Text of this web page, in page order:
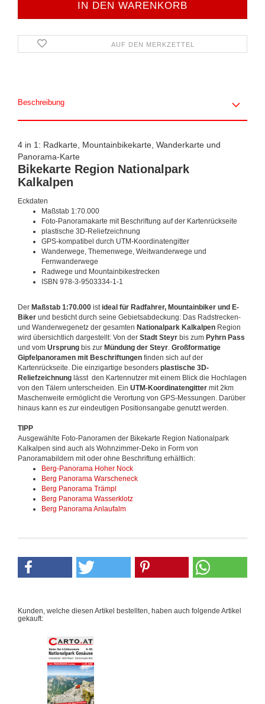
AUF DEN MERKZETTEL
Beschreibung
4 in 1: Radkarte, Mountainbikekarte, Wanderkarte und
Panorama-Karte
Bikekarte Region Nationalpark
Kalkalpen
Eckdaten
Maßstab 1:70.000
Foto-Panoramakarte mit Beschriftung auf der Kartenrückseite
plastische 3D-Reliefzeichnung
GPS-kompatibel durch UTM-Koordinatengitter
Wanderwege, Themenwege, Weitwanderwege und
Fernwanderwege
Radwege und Mountainbikestrecken
ISBN 978-3-9503334-1-1
Der Maßstab 1:70.000 istideal für Radfahrer, Mountainbiker und E-
Biker und besticht durch seine Gebietsabdeckung: Das Radstrecken-
und Wanderwegenetz der gesamten Nationalpark Kalkalpen Region
wird übersichtlich dargestellt: Von der Stadt Steyr bis zum Pyhrn Pass
und vom Ursprung bis zur Mündung der Steyr. Großformatige
Gipfelpanoramen mit Beschriftungen finden sich auf der
Kartenrückseite. Die einzigartige besonders plastische 3D-
Reliefzeichnung lässt den Kartennutzer mit einem Blick die Hochlagen
von den Tälern unterscheiden. Ein UTM-Koordinatengitter mit 2km
Maschenweite ermöglicht die Verortung von GPS-Messungen. Darüber
hinaus kann es zur eindeutigen Positionsangabe genutzt werden.
TIPP
Ausgewählte Foto-Panoramen der Bikekarte Region Nationalpark
Kalkalpen sind auch als Wohnzimmer-Deko in Form von
Panoramabildern mit oder ohne Beschriftung erhältlich:
Berg-Panorama Hoher Nock
Berg Panorama Warscheneck
Berg Panorama Trämpl
Berg Panorama Wasserklotz
Berg Panorama Anlaufalm
Kunden, welche diesen Artikel bestellten, haben auch folgende Artikel
gekauft: